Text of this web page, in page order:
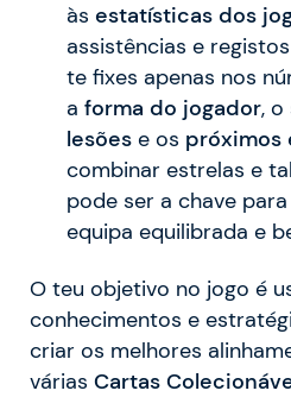
às estatísticas dos
assistências e
te fixes apenas nos
a forma do jogador, o
lesõese os próximos
combinar estrelas e
pode ser a chave
equipa equilibrada e
O teu objetivo no jogo é
conhecimentos e
criar os melhores
várias Cartas